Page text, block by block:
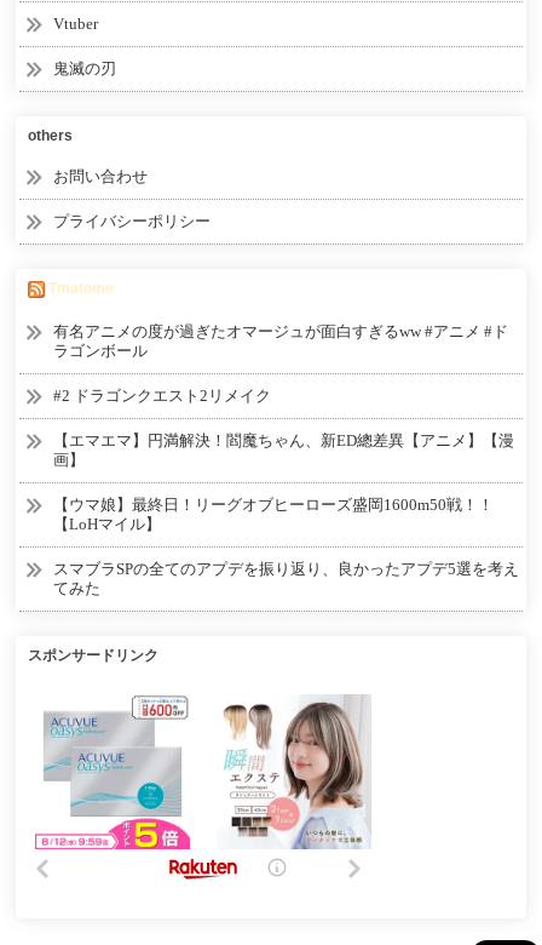
Vtuber
鬼滅の刃
others
お問い合わせ
プライバシーポリシー
Tmatome
有名アニメの度が過ぎたオマージュが面白すぎるww #アニメ #ド
ラゴンボール
#2 ドラゴンクエスト2リメイク
【エマエマ】円満解決！閻魔ちゃん、新ED總差異【アニメ】【漫
画】
【ウマ娘】最終日！リーグオブヒーローズ盛岡1600m50戦！！
【LoHマイル】
スマブラSPの全てのアプデを振り返り、良かったアプデ5選を考え
てみた
スポンサードリンク